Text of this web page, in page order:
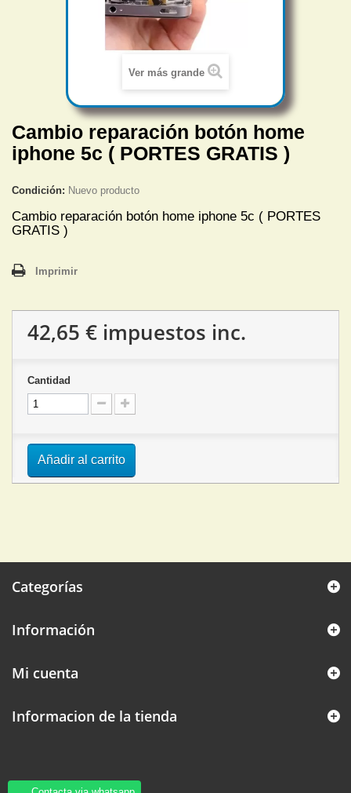
Ver más grande
Cambio reparación botón home
iphone 5c ( PORTES GRATIS )
Condición: Nuevo producto
Cambio reparación botón home iphone 5c ( PORTES
GRATIS )
Imprimir
42,65 € impuestos inc.
Cantidad
Añadir al carrito
Categorías
Información
Mi cuenta
Informacion de la tienda